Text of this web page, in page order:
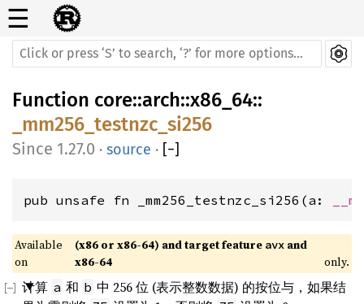
☰
Function core::arch::x86_64::
_mm256_testnzc_si256
1.27.0 · source · [−]
pub unsafe fn _mm256_testnzc_si256(a:
Available
on
(x86 or x86-64) and target feature avx and
x86-64
only.
计算 a 和 b 中 256 位 (表示整数数据) 的按位与，如果结